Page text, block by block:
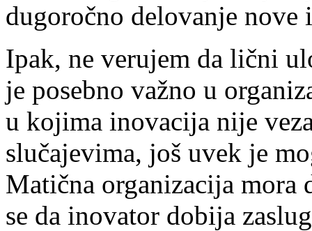
dugoročno delovanje nove
Ipak, ne verujem da lični
je posebno važno u
u kojima inovacija nije
sluča­jevima, još uvek je
Matična organizacija
se da inova­tor dobija